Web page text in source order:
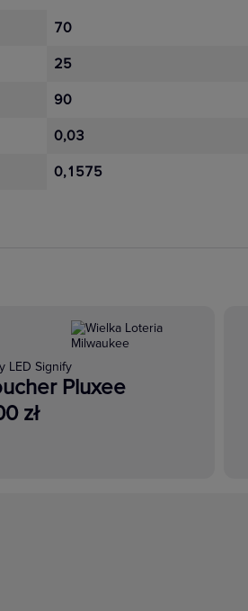
70
25
90
0,03
0,1575
LED Signify
Pluxee
zł